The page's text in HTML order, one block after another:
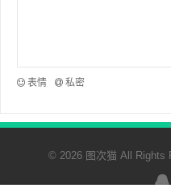
表情 私密
© 2026 图次猫 All Rights